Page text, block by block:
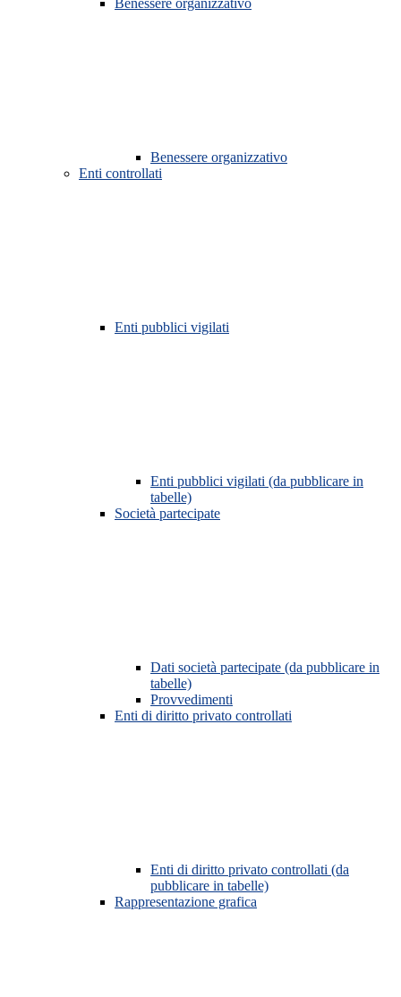
Benessere organizzativo
Benessere organizzativo
Enti controllati
Enti pubblici vigilati
Enti pubblici vigilati (da pubblicare in
tabelle)
Società partecipate
Dati società partecipate (da pubblicare in
tabelle)
Provvedimenti
Enti di diritto privato controllati
Enti di diritto privato controllati (da
pubblicare in tabelle)
Rappresentazione grafica